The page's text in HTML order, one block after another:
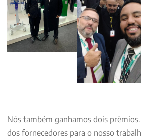
Nós também ganhamos dois
dos fornecedores para o nosso